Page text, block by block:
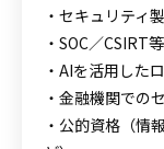
・セキュリティ
・SOC／CSIRT
・AIを活用した
・金融機関での
・公的資格（情